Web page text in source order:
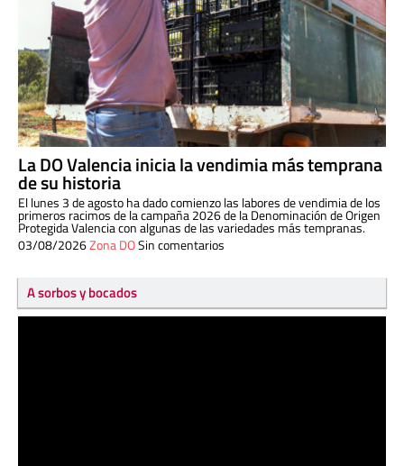
La DO Valencia inicia la vendimia más temprana
de su historia
El lunes 3 de agosto ha dado comienzo las labores de vendimia de los
primeros racimos de la campaña 2026 de la Denominación de Origen
Protegida Valencia con algunas de las variedades más tempranas.
03/08/2026Zona DOSin comentarios
A sorbos y bocados